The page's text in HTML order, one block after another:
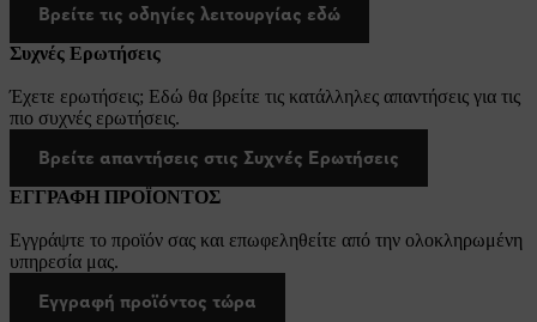
Βρείτε τις οδηγίες λειτουργίας εδώ
Συχνές Ερωτήσεις
Έχετε ερωτήσεις; Εδώ θα βρείτε τις κατάλληλες απαντήσεις για τις
πιο συχνές ερωτήσεις.
Βρείτε απαντήσεις στις Συχνές Ερωτήσεις
ΕΓΓΡΑΦΗ ΠΡΟΪΟΝΤΟΣ
Εγγράψτε το προϊόν σας και επωφεληθείτε από την ολοκληρωμένη
υπηρεσία μας.
Εγγραφή προϊόντος τώρα